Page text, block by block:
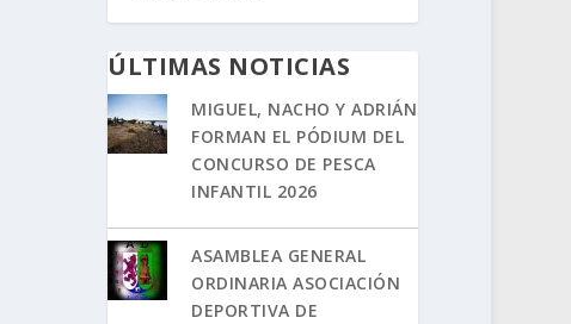
ÚLTIMAS NOTICIAS
MIGUEL, NACHO Y ADRIÁN
FORMAN EL PÓDIUM DEL
CONCURSO DE PESCA
INFANTIL 2026
ASAMBLEA GENERAL
ORDINARIA ASOCIACIÓN
DEPORTIVA DE